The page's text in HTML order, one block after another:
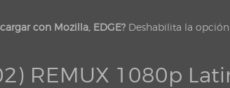
con Mozilla, EDGE? Deshabilita la
REMUX 1080p